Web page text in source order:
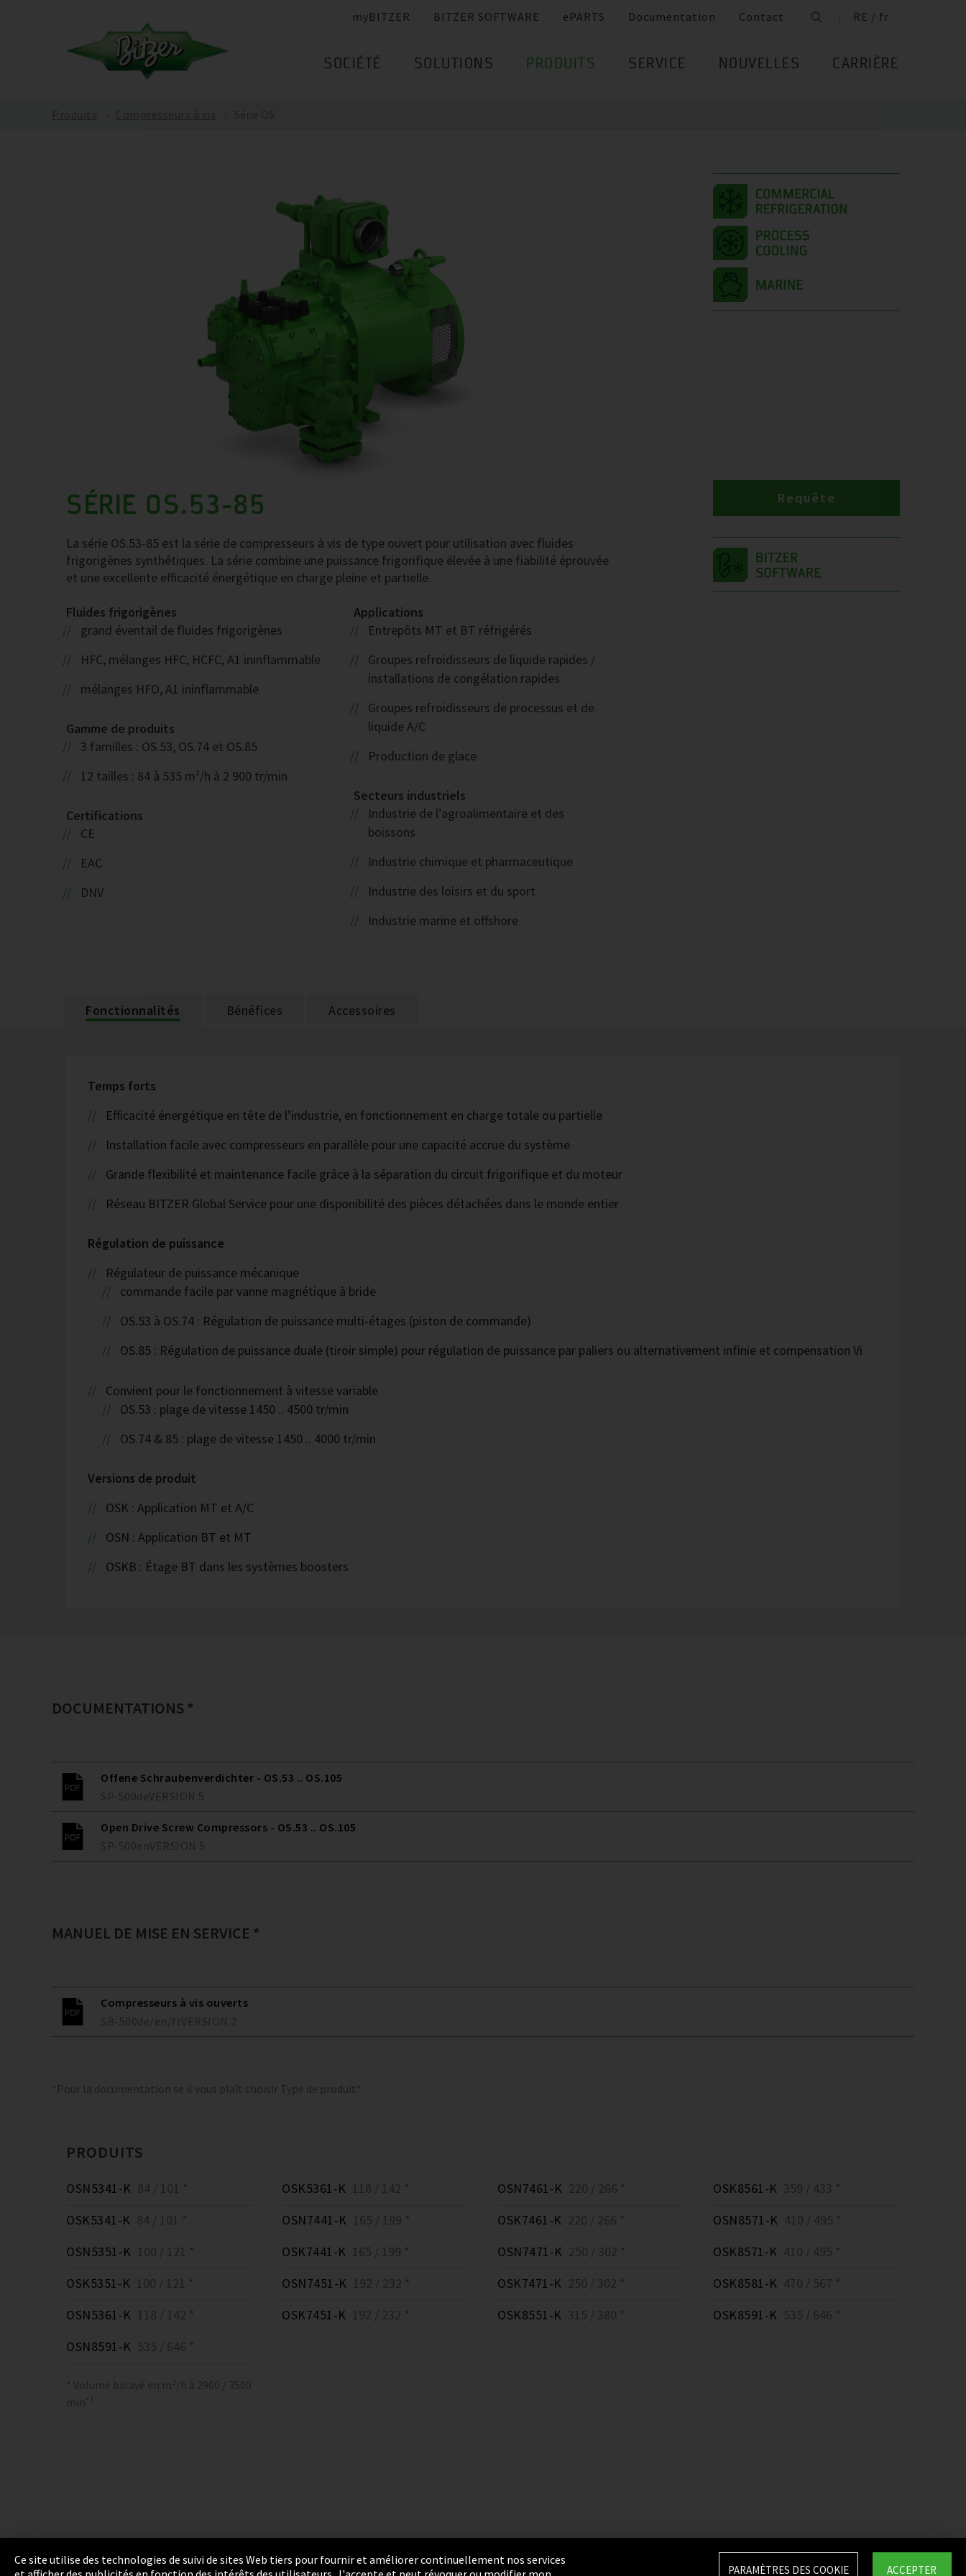
myBITZER BITZER SOFTWARE ePARTS Documentation Contact RE / fr
SOCIÉTÉ SOLUTIONS PRODUITS SERVICE NOUVELLES CARRIÈRE
SÉRIE OS.53-85
La série OS.53-85 est la série de compresseurs à vis de type ouvert pour utilisation avec fluides
frigorigènes synthétiques. La série combine une puissance frigorifique élevée à une fiabilité éprouvée
et une excellente efficacité énergétique en charge pleine et partielle.
Fluides frigorigènes
grand éventail de fluides frigorigènes
HFC, mélanges HFC, HCFC, A1 ininflammable
mélanges HFO, A1 ininflammable
Gamme de produits
3 familles : OS.53, OS.74 et OS.85
12 tailles : 84 à 535 m³/h à 2 900 tr/min
Certifications
CE
EAC
DNV
Applications
Entrepôts MT et BT réfrigérés
Groupes refroidisseurs de liquide rapides /
installations de congélation rapides
Groupes refroidisseurs de processus et de
liquide A/C
Production de glace
Secteurs industriels
Industrie de l’agroalimentaire et des
boissons
Industrie chimique et pharmaceutique
Industrie des loisirs et du sport
Industrie marine et offshore
Requête
Fonctionnalités Bénéfices Accessoires
Temps forts
Efficacité énergétique en tête de l’industrie, en fonctionnement en charge totale ou partielle
Installation facile avec compresseurs en parallèle pour une capacité accrue du système
Grande flexibilité et maintenance facile grâce à la séparation du circuit frigorifique et du moteur
Réseau BITZER Global Service pour une disponibilité des pièces détachées dans le monde entier
Régulation de puissance
Régulateur de puissance mécanique
commande facile par vanne magnétique à bride
OS.53 à OS.74 : Régulation de puissance multi-étages (piston de commande)
OS.85 : Régulation de puissance duale (tiroir simple) pour régulation de puissance par paliers ou alternativement infinie et compensation Vi
Convient pour le fonctionnement à vitesse variable
OS.53 : plage de vitesse 1450 .. 4500 tr/min
OS.74 & 85 : plage de vitesse 1450 .. 4000 tr/min
Versions de produit
OSK : Application MT et A/C
OSN : Application BT et MT
OSKB : Étage BT dans les systèmes boosters
DOCUMENTATIONS *
Offene Schraubenverdichter - OS.53 .. OS.105
SP-500deVERSION 5
Open Drive Screw Compressors - OS.53 .. OS.105
SP-500enVERSION 5
MANUEL DE MISE EN SERVICE *
Compresseurs à vis ouverts
SB-500de/en/fr VERSION 2
*Pour la documentation se il vous plaît choisir Type de produit*
PRODUITS
OSN5341-K 84 / 101 *
OSK5341-K 84 / 101 *
OSN5351-K 100 / 121 *
OSK5351-K 100 / 121 *
OSN5361-K 118 / 142 *
OSK5361-K 118 / 142 *
OSN7441-K 165 / 199 *
OSK7441-K 165 / 199 *
OSN7451-K 192 / 232 *
OSK7451-K 192 / 232 *
OSN7461-K 220 / 266 *
OSK7461-K 220 / 266 *
OSN7471-K 250 / 302 *
OSK7471-K 250 / 302 *
OSK8551-K 315 / 380 *
OSK8561-K 359 / 433 *
OSN8571-K 410 / 495 *
OSK8571-K 410 / 495 *
OSK8581-K 470 / 567 *
OSK8591-K 535 / 646 *
OSN8591-K 535 / 646 *
* Volume balayé en m³/h à 2900 / 3500
min⁻¹
Ce site utilise des technologies de suivi de sites Web tiers pour fournir et améliorer continuellement nos services
ACCEPTER
PARAMÈTRES DES COOKIE